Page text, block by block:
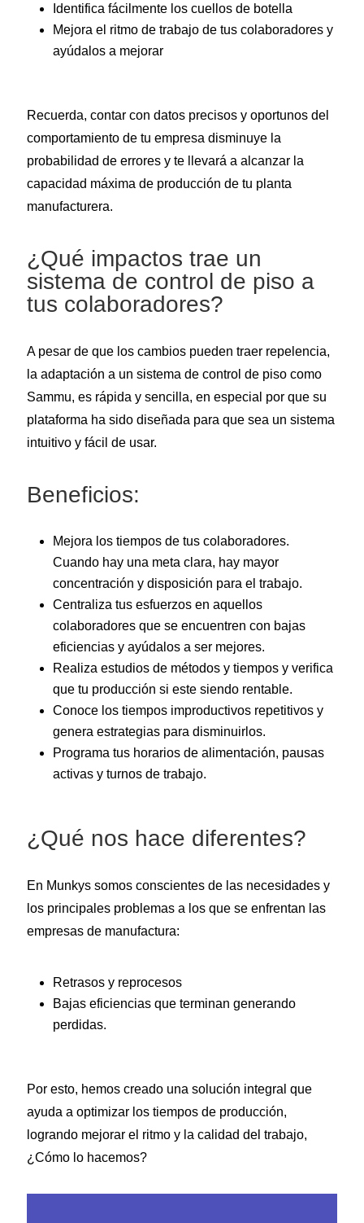
Identifica fácilmente los cuellos de botella
Mejora el ritmo de trabajo de tus colaboradores y
ayúdalos a mejorar
Recuerda, contar con datos precisos y oportunos del
comportamiento de tu empresa disminuye la
probabilidad de errores y te llevará a alcanzar la
capacidad máxima de producción de tu planta
manufacturera.
¿Qué impactos trae un
sistema de control de piso a
tus colaboradores?
A pesar de que los cambios pueden traer repelencia,
la adaptación a un sistema de control de piso como
Sammu, es rápida y sencilla, en especial por que su
plataforma ha sido diseñada para que sea un sistema
intuitivo y fácil de usar.
Beneficios:
Mejora los tiempos de tus colaboradores.
Cuando hay una meta clara, hay mayor
concentración y disposición para el trabajo.
Centraliza tus esfuerzos en aquellos
colaboradores que se encuentren con bajas
eficiencias y ayúdalos a ser mejores.
Realiza estudios de métodos y tiempos y verifica
que tu producción si este siendo rentable.
Conoce los tiempos improductivos repetitivos y
genera estrategias para disminuirlos.
Programa tus horarios de alimentación, pausas
activas y turnos de trabajo.
¿Qué nos hace diferentes?
En Munkys somos conscientes de las necesidades y
los principales problemas a los que se enfrentan las
empresas de manufactura:
Retrasos y reprocesos
Bajas eficiencias que terminan generando
perdidas.
Por esto, hemos creado una solución integral que
ayuda a optimizar los tiempos de producción,
logrando mejorar el ritmo y la calidad del trabajo,
¿Cómo lo hacemos?